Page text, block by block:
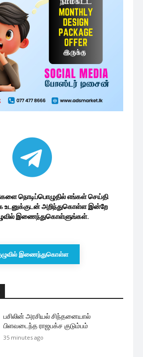
நொடிப்பொழுதில் எங்கள் செய்தி
உடனுக்குடன் அறிந்துகொள்ள இன்றே
இணைந்துகொள்ளுங்கள்.
இணைந்துகொள்ள
பசிலின் அரசியல் சிந்தனையால்
பிளவடைந்த ராஜபக்ச குடும்பம்
35 minutes ago